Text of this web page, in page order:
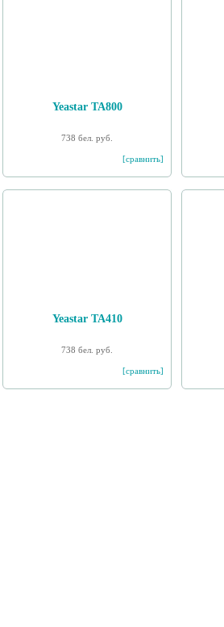
Yeastar TA800
738 бел. руб.
[сравнить]
Yeastar TA410
738 бел. руб.
[сравнить]